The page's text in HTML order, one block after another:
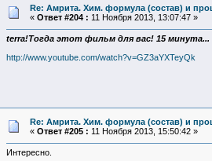
Re: Амрита. Хим. формула (состав) и
« Ответ #204 : 11 Ноября 2013, 13:07:47 »
terra!Тогда этот фильм для вас! 15 минута...
http://www.youtube.com/watch?v=GZ3aYXTeyQk
Re: Амрита. Хим. формула (состав) и
« Ответ #205 : 11 Ноября 2013, 15:50:42 »
Интересно.